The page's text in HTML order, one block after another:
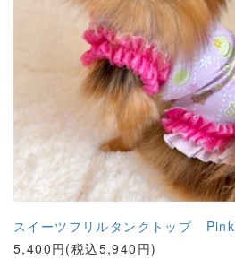
スイーツフリルタンクトップ Pink
5,400円(税込5,940円)